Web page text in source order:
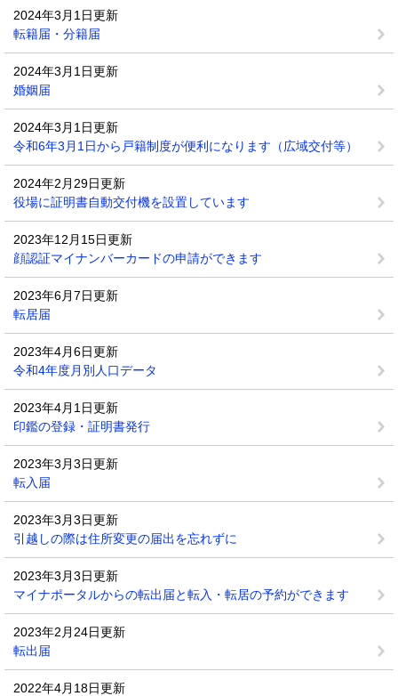
2024年3月1日更新
転籍届・分籍届
2024年3月1日更新
婚姻届
2024年3月1日更新
令和6年3月1日から戸籍制度が便利になります（広域交付等）
2024年2月29日更新
役場に証明書自動交付機を設置しています
2023年12月15日更新
顔認証マイナンバーカードの申請ができます
2023年6月7日更新
転居届
2023年4月6日更新
令和4年度月別人口データ
2023年4月1日更新
印鑑の登録・証明書発行
2023年3月3日更新
転入届
2023年3月3日更新
引越しの際は住所変更の届出を忘れずに
2023年3月3日更新
マイナポータルからの転出届と転入・転居の予約ができます
2023年2月24日更新
転出届
2022年4月18日更新